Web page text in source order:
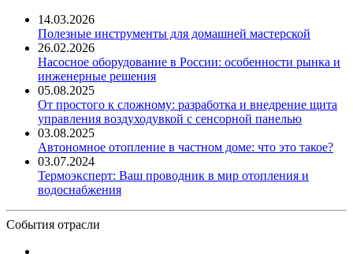
14.03.2026
Полезные инструменты для домашней мастерской
26.02.2026
Насосное оборудование в России: особенности рынка и
инженерные решения
05.08.2025
От простого к сложному: разработка и внедрение щита
управления воздуходувкой с сенсорной панелью
03.08.2025
Автономное отопление в частном доме: что это такое?
03.07.2024
Термоэксперт: Ваш проводник в мир отопления и
водоснабжения
События отрасли